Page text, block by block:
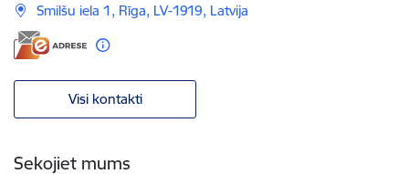
Smilšu iela 1, Rīga, LV-1919, Latvija
Visi kontakti
Sekojiet mums